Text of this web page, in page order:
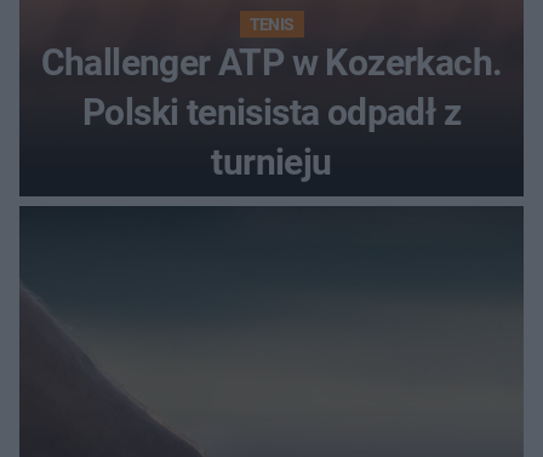
TENIS
Challenger ATP w Kozerkach.
Polski tenisista odpadł z
turnieju